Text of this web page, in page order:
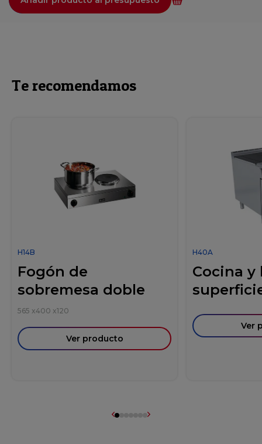
Te recomendamos
H14B
Fogón de
sobremesa doble
565 x400 x120
Ver producto
H40A
Cocina y
Ver